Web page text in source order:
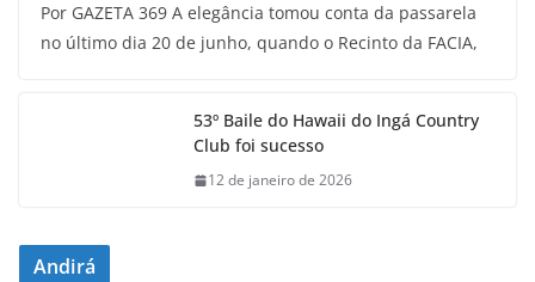
Por GAZETA 369 A elegância tomou conta da passarela
no último dia 20 de junho, quando o Recinto da FACIA,
53º Baile do Hawaii do Ingá Country
Club foi sucesso
12 de janeiro de 2026
Andirá